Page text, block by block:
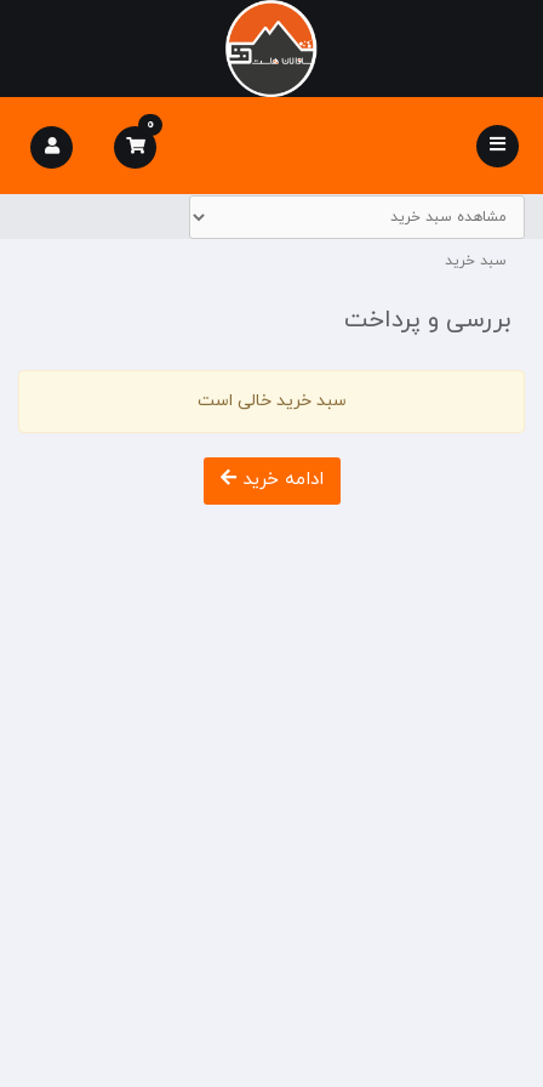
Toggle
navigation
0
سبد خرید
بررسی و پرداخت
سبد خرید خالی است
ادامه خرید